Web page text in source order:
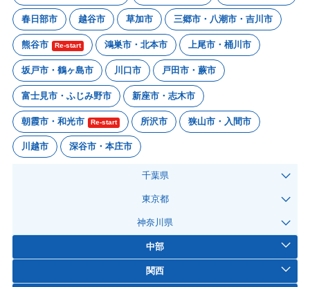
春日部市 越谷市 草加市 三郷市・八潮市・吉川市
熊谷市 Re-start 鴻巣市・北本市 上尾市・桶川市
坂戸市・鶴ヶ島市 川口市 戸田市・蕨市
富士見市・ふじみ野市 新座市・志木市
朝霞市・和光市 Re-start 所沢市 狭山市・入間市
川越市 深谷市・本庄市
千葉県
東京都
神奈川県
中部
関西